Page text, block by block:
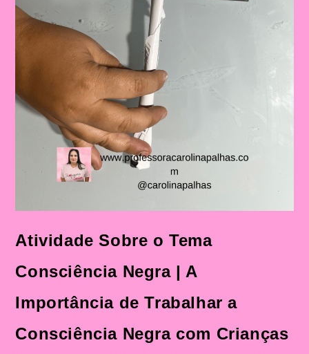
Fundamental
Atividade Sobre o Tema
Consciência Negra | A
Importância de Trabalhar a
Consciência Negra com Crianças